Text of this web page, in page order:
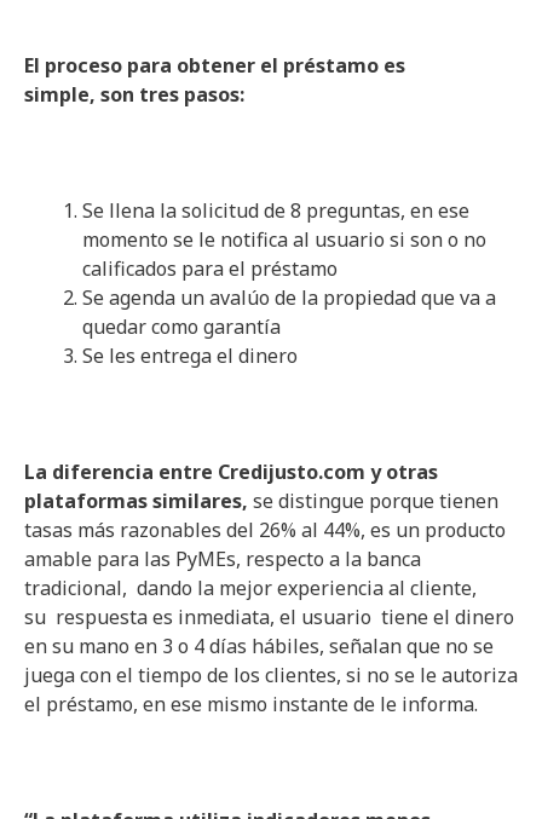
El proceso para obtener el préstamo es
simple, son tres pasos:
Se llena la solicitud de 8 preguntas, en ese
momento se le notifica al usuario si son o no
calificados para el préstamo
Se agenda un avalúo de la propiedad que va a
quedar como garantía
Se les entrega el dinero
La diferencia entre Credijusto.com y otras
plataformas similares, se distingue porque tienen
tasas más razonables del 26% al 44%, es un producto
amable para las PyMEs, respecto a la banca
tradicional, dando la mejor experiencia al cliente,
su respuesta es inmediata, el usuario tiene el dinero
en su mano en 3 o 4 días hábiles, señalan que no se
juega con el tiempo de los clientes, si no se le autoriza
el préstamo, en ese mismo instante de le informa.